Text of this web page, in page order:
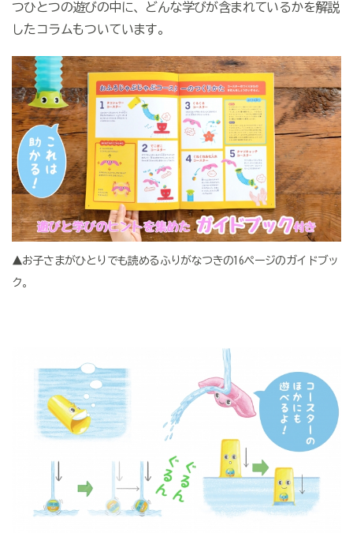
つひとつの遊びの中に、どんな学びが含まれているかを解説
したコラムもついています。
▲お子さまがひとりでも読めるふりがなつきの16ページのガイドブッ
ク。